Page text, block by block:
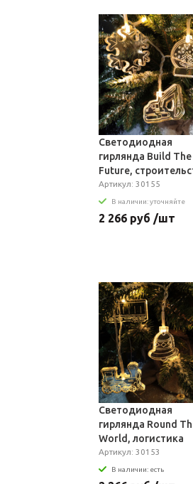
Светодиодная
гирлянда Build The
Future,
Артикул: 30155
В наличии: уточняйте
2 266 руб /шт
Светодиодная
гирлянда Round
World, логистика
Артикул: 30153
В наличии: есть